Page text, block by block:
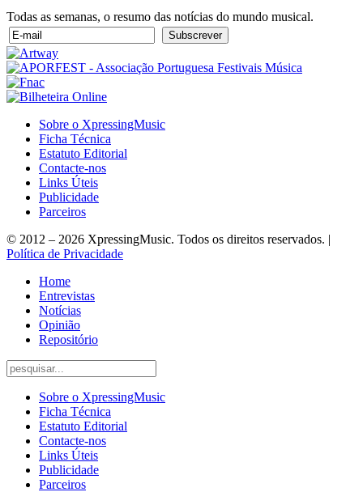
Todas as semanas, o resumo das notícias do mundo musical.
Sobre o XpressingMusic
Ficha Técnica
Estatuto Editorial
Contacte-nos
Links Úteis
Publicidade
Parceiros
© 2012 – 2026 XpressingMusic. Todos os direitos reservados. |
Política de Privacidade
Home
Entrevistas
Notícias
Opinião
Repositório
Sobre o XpressingMusic
Ficha Técnica
Estatuto Editorial
Contacte-nos
Links Úteis
Publicidade
Parceiros